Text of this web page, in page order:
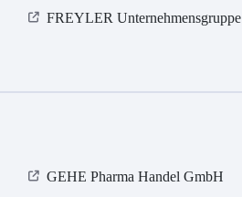
FREYLER Unternehmensgruppe
GEHE Pharma Handel GmbH